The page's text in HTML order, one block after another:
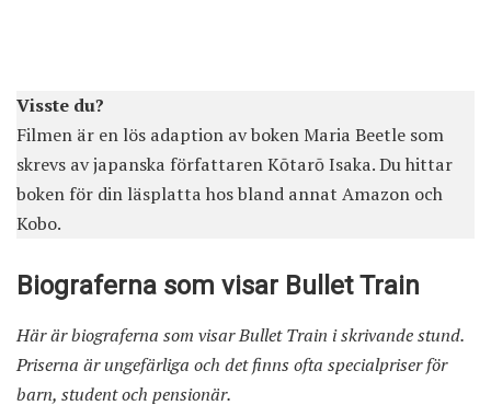
Visste du?
Filmen är en lös adaption av boken Maria Beetle som
skrevs av japanska författaren Kōtarō Isaka. Du hittar
boken för din läsplatta hos bland annat Amazon och
Kobo.
Biograferna som visar Bullet Train
Här är biograferna som visar Bullet Train i skrivande stund.
Priserna är ungefärliga och det finns ofta specialpriser för
barn, student och pensionär.